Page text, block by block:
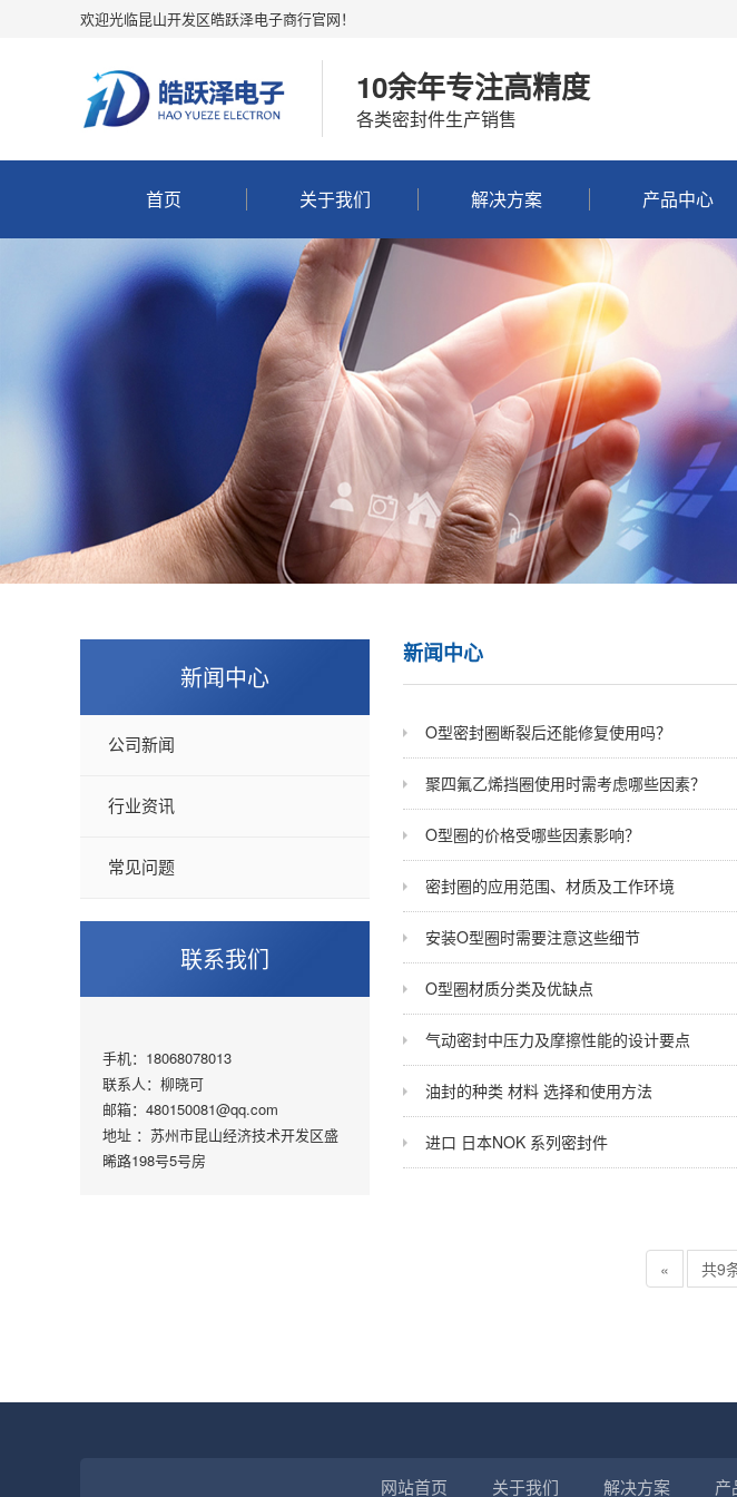
欢迎光临昆山开发区皓跃泽电子商行官网！
10余年专注高精度
各类密封件生产销售
首页 关于我们 解决方案 产品中心
新闻中心
公司新闻
行业资讯
常见问题
联系我们
手机：18068078013
联系人：柳晓可
邮箱：480150081@qq.com
地址 ：苏州市昆山经济技术开发区盛
晞路198号5号房
新闻中心
O型密封圈断裂后还能修复使用吗？
聚四氟乙烯挡圈使用时需考虑哪些因素？
O型圈的价格受哪些因素影响？
密封圈的应用范围、材质及工作环境
安装O型圈时需要注意这些细节
O型圈材质分类及优缺点
气动密封中压力及摩擦性能的设计要点
油封的种类 材料 选择和使用方法
进口 日本NOK 系列密封件
« 共9
网站首页 关于我们 解决方案 产